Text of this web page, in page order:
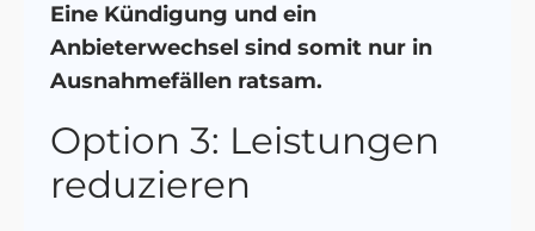
Eine Kündigung und ein
Anbieterwechsel sind somit nur in
Ausnahmefällen ratsam.
Option 3: Leistungen
reduzieren